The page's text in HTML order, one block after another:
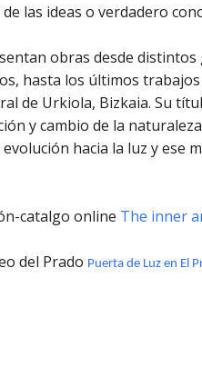
las ideas o verdadero
obras desde
hasta los últimos
de Urkiola, Bizkaia. Su
y cambio de la
hacia la luz y ese
catalgo online The inner
del Prado Puerta de Luz en El